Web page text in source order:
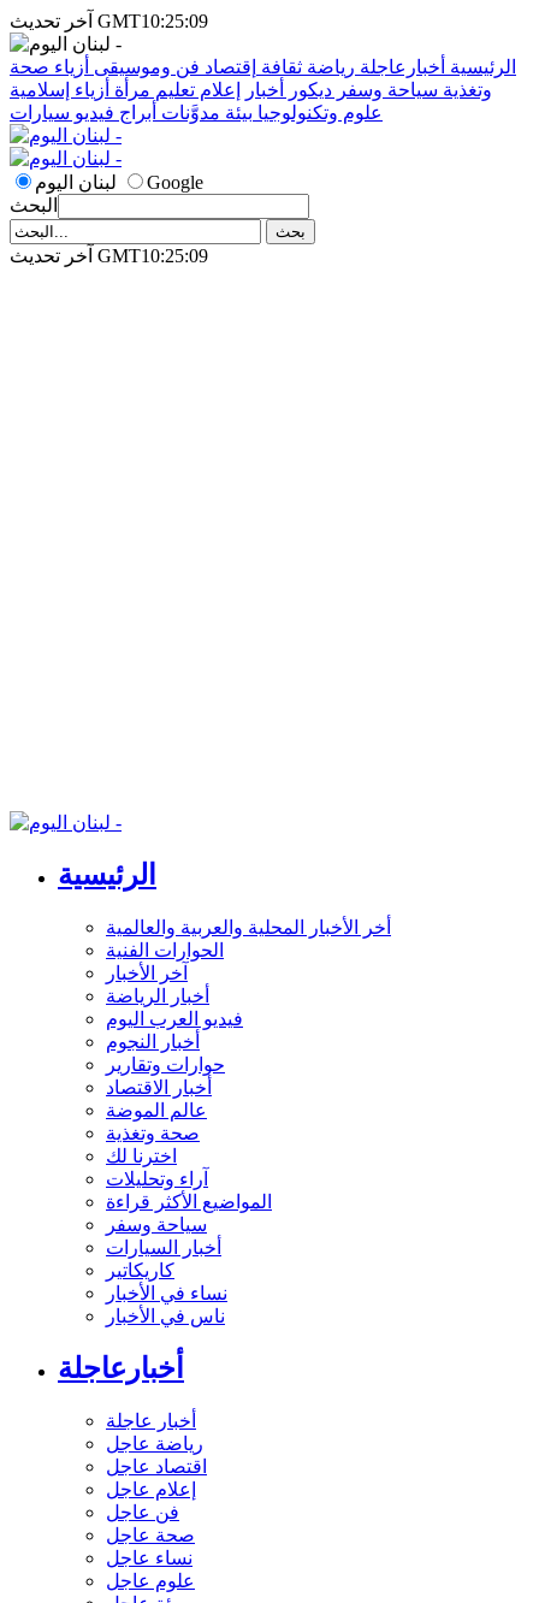
آخر تحديث GMT10:25:09
الرئيسية أخبارعاجلة رياضة ثقافة إقتصاد فن وموسيقى أزياء صحة
وتغذية سياحة وسفر ديكور أخبار إعلام تعليم مرأة أزياء إسلامية
علوم وتكنولوجيا بيئة مدوَّنات أبراج فيديو سيارات
لبنان اليوم
Google
البحث
آخر تحديث GMT10:25:09
الرئيسية
أخر الأخبار المحلية والعربية والعالمية
الحوارات الفنية
آخر الأخبار
أخبار الرياضة
فيديو العرب اليوم
أخبار النجوم
حوارات وتقارير
أخبار الاقتصاد
عالم الموضة
صحة وتغذية
اخترنا لك
آراء وتحليلات
المواضيع الأكثر قراءة
سياحة وسفر
أخبار السيارات
كاريكاتير
نساء في الأخبار
ناس في الأخبار
أخبارعاجلة
أخبار عاجلة
رياضة عاجل
اقتصاد عاجل
إعلام عاجل
فن عاجل
صحة عاجل
نساء عاجل
علوم عاجل